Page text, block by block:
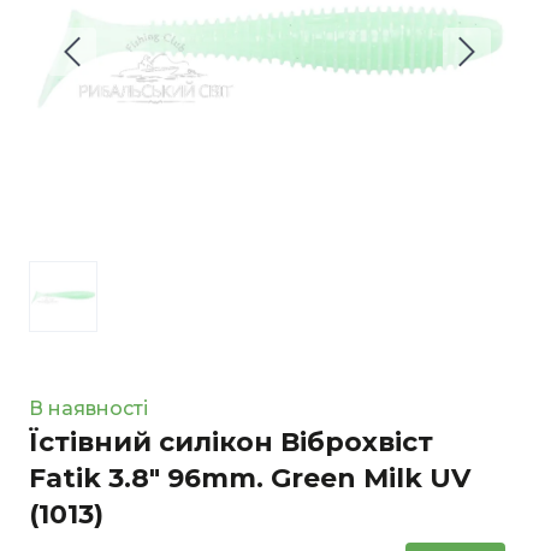
В наявності
Їстівний силікон Віброхвіст
Fatik 3.8" 96mm. Green Milk UV
(1013)